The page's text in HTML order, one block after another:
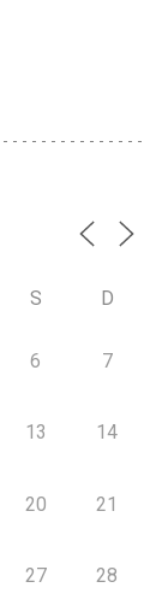
S D
6 7
13 14
20 21
27 28